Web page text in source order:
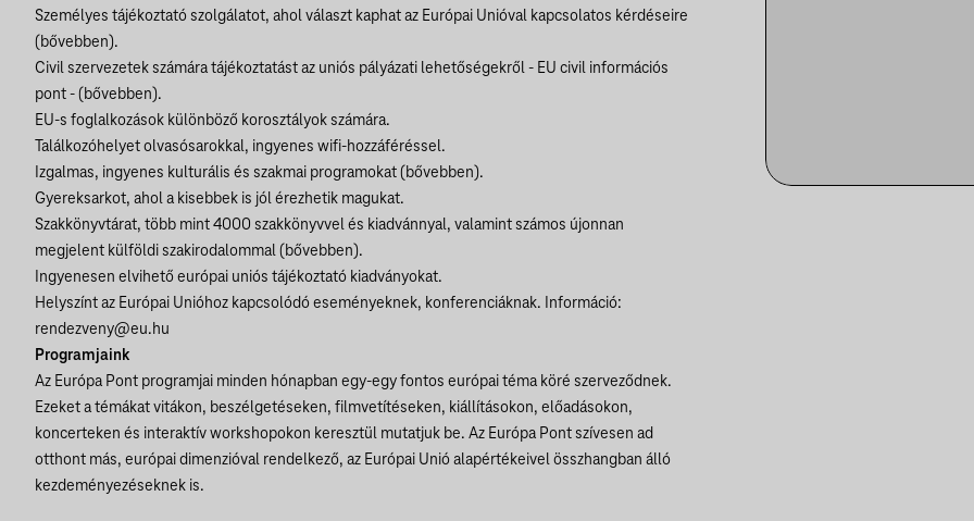
Személyes tájékoztató szolgálatot, ahol választ kaphat az Európai Unióval kapcsolatos kérdéseire
( bővebben).
Civil szervezetek számára tájékoztatást az uniós pályázati lehetőségekről - EU civil információs
pont - ( bővebben).
EU-s foglalkozások különböző korosztályok számára.
Találkozóhelyet olvasósarokkal, ingyenes wifi-hozzáféréssel.
Izgalmas, ingyenes kulturális és szakmai programokat ( bővebben).
Gyereksarkot, ahol a kisebbek is jól érezhetik magukat.
Szakkönyvtárat, több mint 4000 szakkönyvvel és kiadvánnyal, valamint számos újonnan
megjelent külföldi szakirodalommal ( bővebben).
Ingyenesen elvihető európai uniós tájékoztató kiadványokat.
Helyszínt az Európai Unióhoz kapcsolódó eseményeknek, konferenciáknak. Információ:
rendezveny@eu.hu
Programjaink
Az Európa Pont programjai minden hónapban egy-egy fontos európai téma köré szerveződnek.
Ezeket a témákat vitákon, beszélgetéseken, filmvetítéseken, kiállításokon, előadásokon,
koncerteken és interaktív workshopokon keresztül mutatjuk be. Az Európa Pont szívesen ad
otthont más, európai dimenzióval rendelkező, az Európai Unió alapértékeivel összhangban álló
kezdeményezéseknek is.